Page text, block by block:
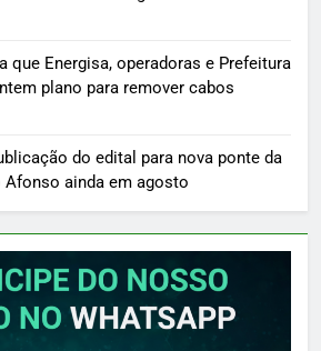
que Energisa, operadoras e Prefeitura
plano para remover cabos
do edital para nova ponte da
Afonso ainda em agosto